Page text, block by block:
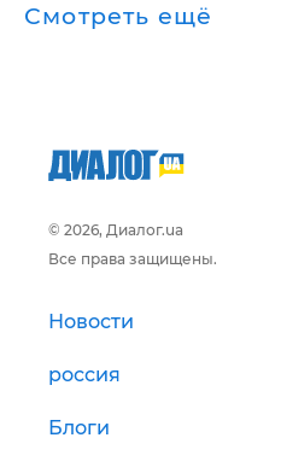
Смотреть ещё
© 2026, Диалог.ua
Все права защищены.
Новости
россия
Блоги